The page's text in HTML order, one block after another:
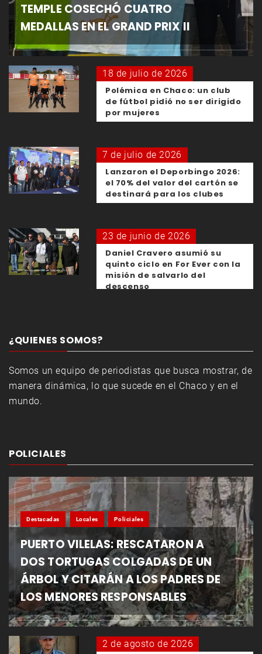
TEMPLE COSECHÓ CUATRO
MEDALLAS EN EL GRAND PRIX II
18 de julio de 2026
Polémica en Chaco: un club
de fútbol pidió no ser dirigido
por mujeres
7 de julio de 2026
Lanzaron el Deporbingo 2026:
el 70% del valor del cartón se
destinará para los clubes
23 de junio de 2026
Daniel Cravero asumió su
quinto ciclo en For Ever con la
misión de salvarlo del
descenso
¿QUIENES SOMOS?
Somos un equipo de periodistas que busca mostrar, de
manera dinámica, lo que sucede en el Chaco y en el
mundo.
POLICIALES
Destacadas Locales Policiales
PUERTO VILELAS: RESCATARON A
DOS TORTUGAS COLGADAS DE UN
ÁRBOL Y CITARÁN A LOS PADRES DE
LOS MENORES RESPONSABLES
2 de agosto de 2026